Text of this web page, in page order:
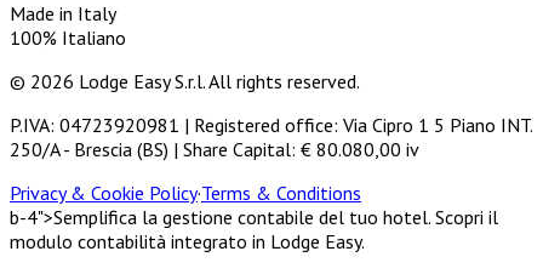
Made in Italy
100% Italiano
© 2026 Lodge Easy S.r.l. All rights reserved.
P.IVA: 04723920981 | Registered office: Via Cipro 1 5 Piano INT.
250/A - Brescia (BS) | Share Capital: € 80.080,00 iv
Privacy & Cookie Policy·Terms & Conditions
b-4">Semplifica la gestione contabile del tuo hotel. Scopri il
modulo contabilità integrato in Lodge Easy.